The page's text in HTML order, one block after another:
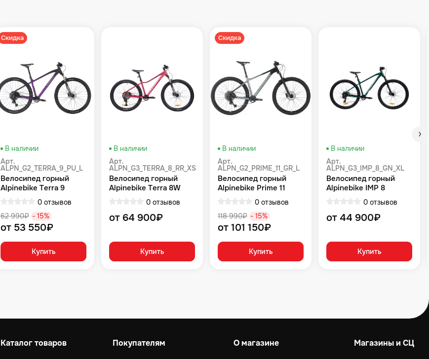
Скидка
В наличии
Арт.
ALPN_G2_TERRA_9_PU_L
Велосипед горный
Alpinebike Terra 9
фиолетовый космос
0 отзывов
62 990₽ - 15%
от 53 550₽
Купить
В наличии
Арт.
ALPN_G3_TERRA_8_RR_XS
Велосипед горный
Alpinebike Terra 8W
0 отзывов
от 64 900₽
Купить
Скидка
В наличии
Арт.
ALPN_G2_PRIME_11_GR_L
Велосипед горный
Alpinebike Prime 11
громовой серый0 отзывов
118 990₽ - 15%
от 101 150₽
Купить
В наличии
Арт.
ALPN_G3_IMP_8_GN_XL
Велосипед горный
Alpinebike IMP 8
0 отзывов
от 44 900₽
Купить
Каталог товаров Покупателям О магазине Магазины и СЦ